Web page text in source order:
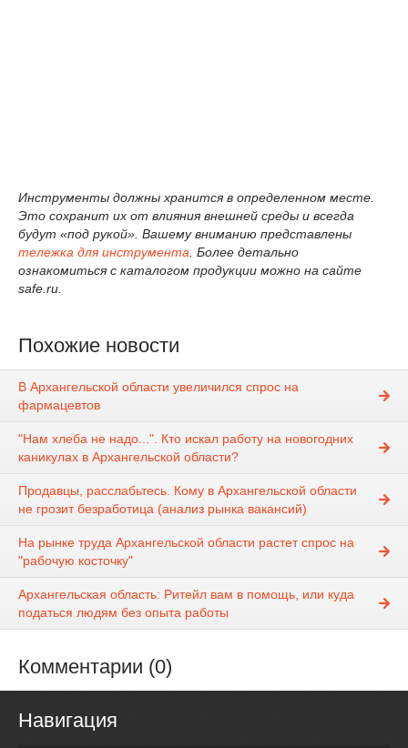
Инструменты должны хранится в определенном месте.
Это сохранит их от влияния внешней среды и всегда
будут «под рукой». Вашему вниманию представлены
тележка для инструмента . Более детально
ознакомиться с каталогом продукции можно на сайте
safe.ru.
Похожие новости
В Архангельской области увеличился спрос на
фармацевтов
"Нам хлеба не надо...". Кто искал работу на новогодних
каникулах в Архангельской области?
Продавцы, расслабьтесь. Кому в Архангельской области
не грозит безработица (анализ рынка вакансий)
На рынке труда Архангельской области растет спрос на
"рабочую косточку"
Архангельская область: Ритейл вам в помощь, или куда
податься людям без опыта работы
Комментарии (0)
Навигация